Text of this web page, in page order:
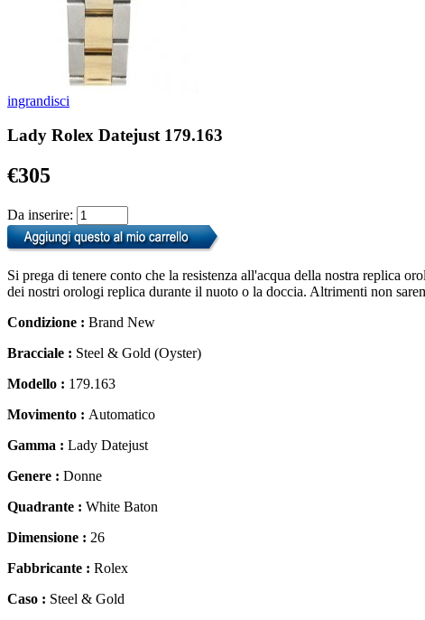
ingrandisci
Lady Rolex Datejust 179.163
€305
Da inserire:
Si prega di tenere conto che la resistenza all'acqua della nostra replica
dei nostri orologi replica durante il nuoto o la doccia. Altrimenti non
Condizione : Brand New
Bracciale : Steel & Gold (Oyster)
Modello : 179.163
Movimento : Automatico
Gamma : Lady Datejust
Genere : Donne
Quadrante : White Baton
Dimensione : 26
Fabbricante : Rolex
Caso : Steel & Gold